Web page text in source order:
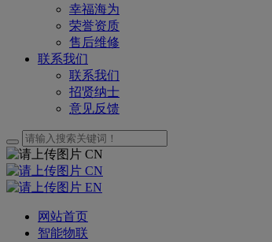
幸福海为
荣誉资质
售后维修
联系我们
联系我们
招贤纳士
意见反馈
CN
CN
EN
网站首页
智能物联